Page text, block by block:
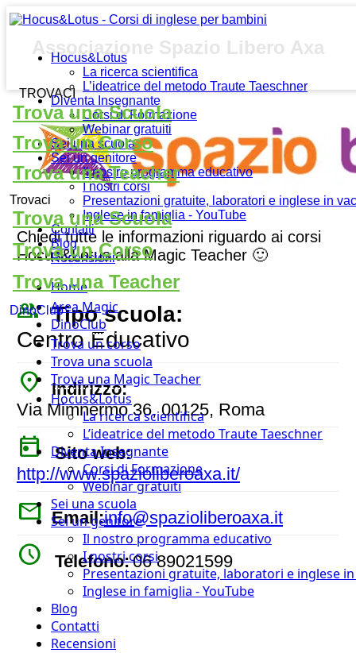
Hocus&Lotus
La ricerca scientifica
L’ideatrice del metodo Traute Taeschner
Diventa Insegnante
Corsi di Formazione
Webinar gratuiti
Sei una scuola
Sei un genitore
Il nostro programma educativo
I nostri corsi
Presentazioni gratuite, laboratori e inglese in
Inglese in famiglia - YouTube
Contatti
Blog
Recensioni
Home
Area Magic
DinoClub
Trova un corso
Trova una scuola
Trova una Magic Teacher
Hocus&Lotus
La ricerca scientifica
L’ideatrice del metodo Traute Taeschner
Diventa Insegnante
Corsi di Formazione
Webinar gratuiti
Sei una scuola
Sei un genitore
Il nostro programma educativo
I nostri corsi
Presentazioni gratuite, laboratori e inglese in
Inglese in famiglia - YouTube
Blog
Contatti
Recensioni
TROVACI
Trova una Scuola
Trova un Corso
Trova una Teacher
Trovaci
Trova una Scuola
Trova un Corso
Trova una Teacher
DinoClub
Associazione Spazio Libero Axa
Chiedi tutte le informazioni riguardo ai corsi
Hocus&Lotus alla Magic Teacher 🙂
people_outline Tipo scuola:
Centro Educativo
place Indirizzo:
Via Mimnermo 36, 00125, Roma
today
Sito web:
http://www.spazioliberoaxa.it/
mail Email:info@spazioliberoaxa.it
watch_later Telefono:06 89021599